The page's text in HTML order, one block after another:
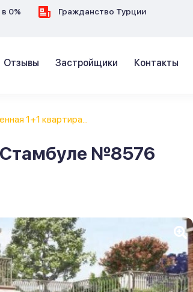
0% Гражданство Турции
Отзывы Застройщики Контакты
1+1 квартира...
Стамбуле №8576